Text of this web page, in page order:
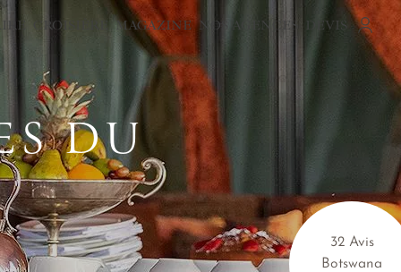
CROISIÈRE MAGAZINE NOS AGENCES DEVIS
DU
32 Avis
Botswana